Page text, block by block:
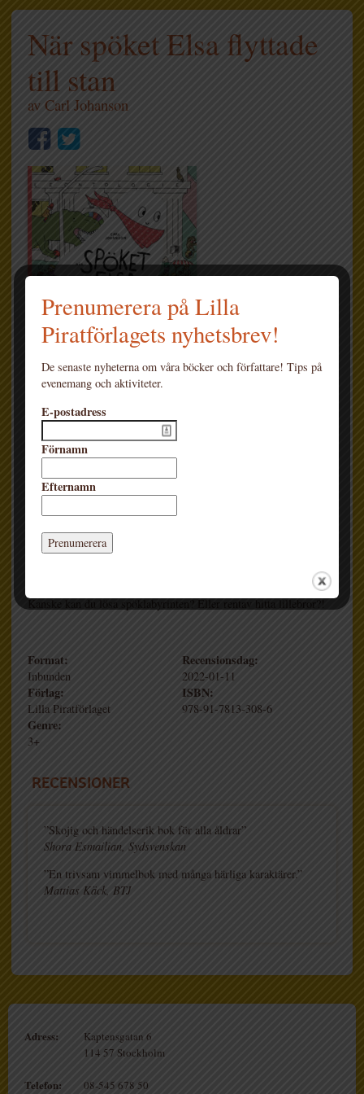
När spöket Elsa flyttade
till stan
avCarl Johanson
Spöket Elsa flyttar med sin familj från landet till stan. Där finns
det så mycket att göra! Och så många andra spöken – ja, en riktig
spökstad skulle man kunna säga. Elsa hinner med så mycket bara
första dagarna. Prova nya skolan, gå på biblioteket, besöka muséet
och till och med hamna i finkan! Men så plötsligt kommer hon
Med det magiska förstoringsglaset som medföljer boken kan du
Format:
Inbunden
Recensionsdag:
2022-01-11
Förlag:
Lilla Piratförlaget
ISBN:
978-91-7813-308-6
Genre:
3+
RECENSIONER
”Skojig och händelserik bok för alla åldrar”
Shora Esmailian, Sydsvenskan
”En trivsam vimmelbok med många härliga karaktärer.”
Mattias Käck, BTJ
Adress:
Kaptensgatan 6
114 57 Stockholm
Telefon: 08-545 678 50
Prenumerera på Lilla
Piratförlagets nyhetsbrev!
De senaste nyheterna om våra böcker och författare! Tips på
evenemang och aktiviteter.
E-postadress
Förnamn
Efternamn